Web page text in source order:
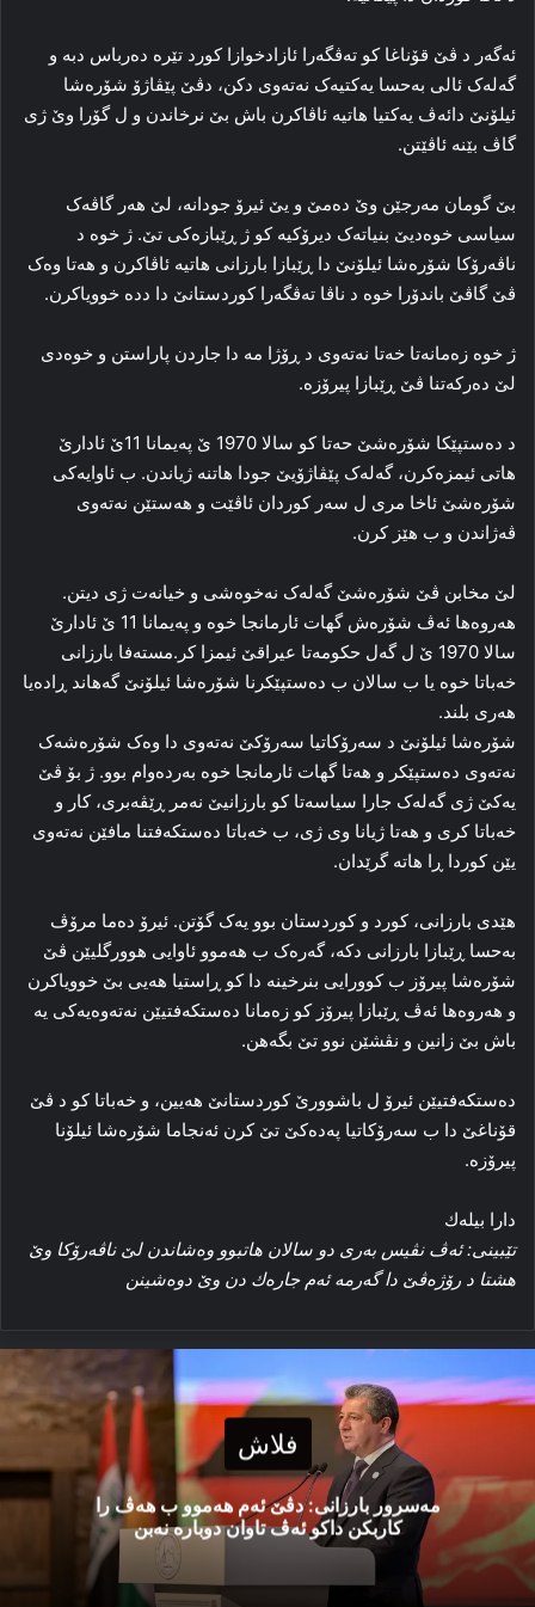
ئه‌گه‌ر د ڤێ قۆناغا کو ته‌ڤگه‌را ئازادخوازا کورد تێره‌ ده‌رباس دبه‌ و
گه‌له‌ک ئالی به‌حسا یه‌کتیه‌ک نه‌ته‌وی دکن، دڤێ پێڤاژۆ شۆره‌شا
ئیلۆنێ دائه‌ڤ یه‌کتیا هاتیه‌ ئاڤاکرن باش بێ نرخاندن و ل گۆرا وێ ژی
گاڤ بێنه‌ ئاڤێتن.
بێ گومان مه‌رجێن وێ ده‌مێ و یێ ئیرۆ جودانه‌، لێ هه‌ر گاڤه‌ک
سیاسی خوه‌دیێ بنیاته‌ک دیرۆکیه‌ کو ژ ڕێبازه‌کی تێ. ژ خوه‌ د
ناڤه‌رۆکا شۆره‌شا ئیلۆنێ دا ڕێبازا بارزانی هاتیه‌ ئاڤاکرن و هه‌تا وه‌ک
ڤێ گاڤێ باندۆرا خوه‌ د ناڤا ته‌ڤگه‌را کوردستانێ دا دده‌ خوویاکرن.
ژ خوه‌ زەمانەتا خه‌تا نه‌ته‌وی د ڕۆژا مه‌ دا جاردن پاراستن و خوه‌دی
لێ ده‌رکه‌تنا ڤێ ڕێبازا پیرۆزه‌.
د ده‌ستپێکا شۆره‌شێ حەتا کو سالا 1970 ێ په‌یمانا 11ێ ئادارێ
هاتی ئیمزه‌کرن، گه‌له‌ک پێڤاژۆیێ جودا هاتنه‌ ژیاندن. ب ئاوایه‌کی
شۆره‌شێ ئاخا مری ل سه‌ر کوردان ئاڤێت و هه‌ستێن نه‌ته‌وی
ڤه‌ژاندن و ب هێز کرن.
لێ مخابن ڤێ شۆره‌شێ گه‌له‌ک نه‌خوه‌شی و خیانه‌ت ژی دیتن.
هه‌روه‌ها ئه‌ڤ شۆره‌ش گهات ئارمانجا خوه‌ و په‌یمانا 11 ێ ئادارێ
سالا 1970 ێ ل گه‌ل حكومه‌تا عیراقێ ئیمزا کر.مسته‌فا بارزانی
خه‌باتا خوه‌ یا ب سالان ب ده‌ستپێکرنا شۆره‌شا ئیلۆنێ گەهاند ڕاده‌یا
هه‌ری بلند.
شۆره‌شا ئیلۆنێ د سه‌رۆکاتیا سه‌رۆکێ نه‌ته‌وی دا وه‌ک شۆره‌شه‌ک
نه‌ته‌وی ده‌ستپێکر و هه‌تا گهات ئارمانجا خوه‌ به‌رده‌وام بوو. ژ بۆ ڤێ
یه‌کێ ژی گه‌له‌ک جارا سیاسه‌تا کو بارزانیێ نه‌مر ڕێڤه‌بری، کار و
خه‌باتا کری و هه‌تا ژیانا وی ژی، ب خه‌باتا ده‌ستکه‌فتنا مافێن نه‌ته‌وی
یێن کوردا ڕا هاته‌ گرێدان.
هێدی بارزانی، کورد و کوردستان بوو یه‌ک گۆتن. ئیرۆ ده‌ما مرۆڤ
به‌حسا ڕێبازا بارزانی دکه‌، گه‌ره‌ک ب هه‌موو ئاوایی هوورگلیێن ڤێ
شۆره‌شا پیرۆز ب کوورایی بنرخینه‌ دا کو ڕاستیا هه‌یی بێ خوویاکرن
و هه‌روه‌ها ئه‌ڤ ڕێبازا پیرۆز کو زەمانا ده‌ستکه‌فتیێن نه‌ته‌وه‌یه‌کی یه‌
باش بێ زانین و نڤشێن نوو تێ بگەهن.
ده‌ستکه‌فتیێن ئیرۆ ل باشوورێ کوردستانێ هه‌یین، و خه‌باتا کو د ڤێ
قۆناغێ دا ب سه‌رۆکاتیا پەدەکێ تێ کرن ئه‌نجاما شۆره‌شا ئیلۆنا
پیرۆزه‌.
دارا بیلەك
تێبینی: ئەڤ نڤیس بەری دو سالان ھاتبوو وەشاندن لێ ناڤەرۆكا وێ
ھشتا د رۆژەڤێ دا گەرمە ئەم جارەك دن وێ دوەشینن
فلاش
مەسرور بارزانی: دڤێ ئەم هەموو ب هەڤ را
کاربکن داکو ئەڤ تاوان دوبارە نەبن